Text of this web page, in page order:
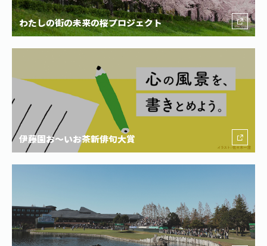
わたしの街の未来の桜プロジェクト
伊藤園お〜いお茶新俳句大賞